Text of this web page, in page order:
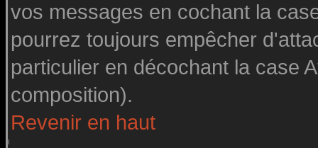
vos messages en cochant la
pourrez toujours empêcher
particulier en décochant la case
composition).
Revenir en haut